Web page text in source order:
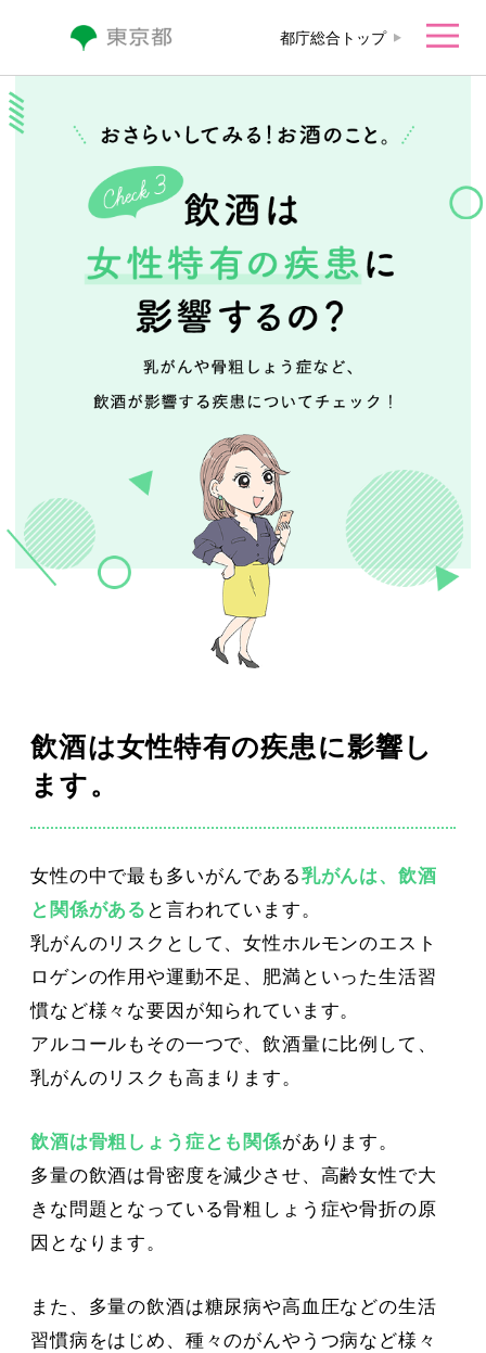
都庁総合トップ
飲酒は女性特有の疾患に影響し
ます。
女性の中で最も多いがんである乳がんは、飲酒
と関係がある と言われています。
乳がんのリスクとして、女性ホルモンのエスト
ロゲンの作用や運動不足、肥満といった生活習
慣など様々な要因が知られています。
アルコールもその一つで、飲酒量に比例して、
乳がんのリスクも高まります。
飲酒は骨粗しょう症とも関係があります。
多量の飲酒は骨密度を減少させ、高齢女性で大
きな問題となっている骨粗しょう症や骨折の原
因となります。
また、多量の飲酒は糖尿病や高血圧などの生活
習慣病をはじめ、種々のがんやうつ病など様々